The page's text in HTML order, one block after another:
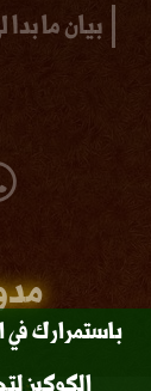
باستمرارك
بيان ما